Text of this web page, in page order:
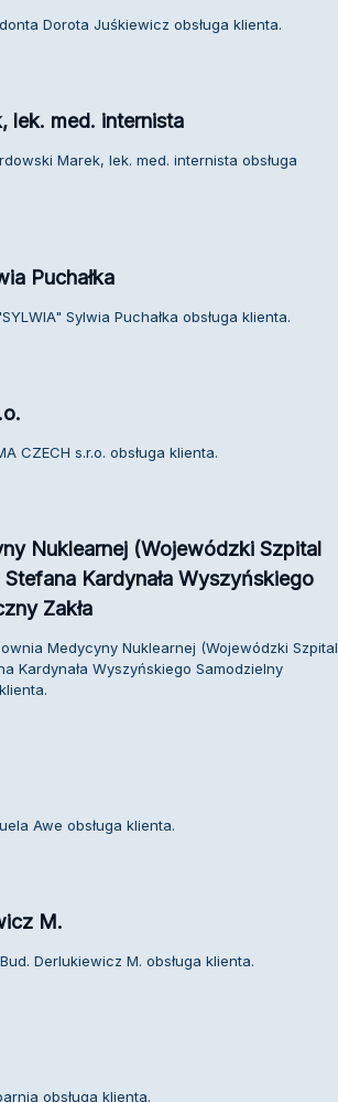
Dorota Juśkiewicz obsługa klienta.
lek. med. internista
Marek, lek. med. internista obsługa
Puchałka
Sylwia Puchałka obsługa klienta.
CZECH s.r.o. obsługa klienta.
Nuklearnej (Wojewódzki Szpital
Kardynała Wyszyńskiego
Zakła
Medycyny Nuklearnej (Wojewódzki Szpital
Kardynała Wyszyńskiego Samodzielny
Awe obsługa klienta.
M.
Derlukiewicz M. obsługa klienta.
obsługa klienta.